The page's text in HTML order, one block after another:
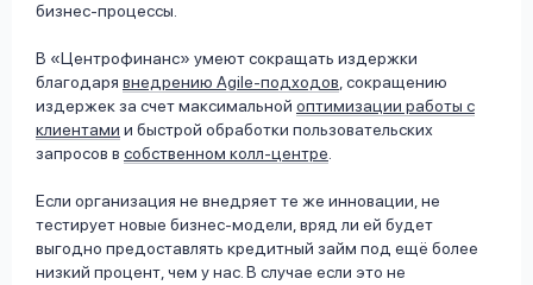
бизнес-процессы.
В «Центрофинанс» умеют сокращать издержки
благодаря внедрению Agile-подходов, сокращению
издержек за счет максимальной оптимизации работы с
клиентами и быстрой обработки пользовательских
запросов в собственном колл-центре.
Если организация не внедряет те же инновации, не
тестирует новые бизнес-модели, вряд ли ей будет
выгодно предоставлять кредитный займ под ещё более
низкий процент, чем у нас. В случае если это не